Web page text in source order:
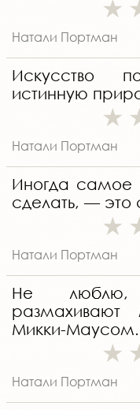
Натали Портман
Искусство
истинную
Натали Портман
Иногда самое
сделать, — это
Натали Портман
Не люблю,
Микки-Маусом.
Натали Портман